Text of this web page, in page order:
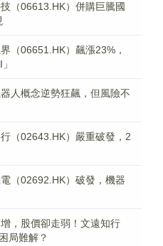
技（06613.HK）併購巨騰國
（06651.HK）飆漲23%，
器人概念逆勢狂飆，但風險不
行（02643.HK）嚴重破發，2
電（02692.HK）破發，機器
增，股價卻走弱！文遠知行
局難解？